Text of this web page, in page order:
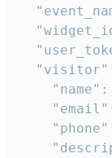
"name":